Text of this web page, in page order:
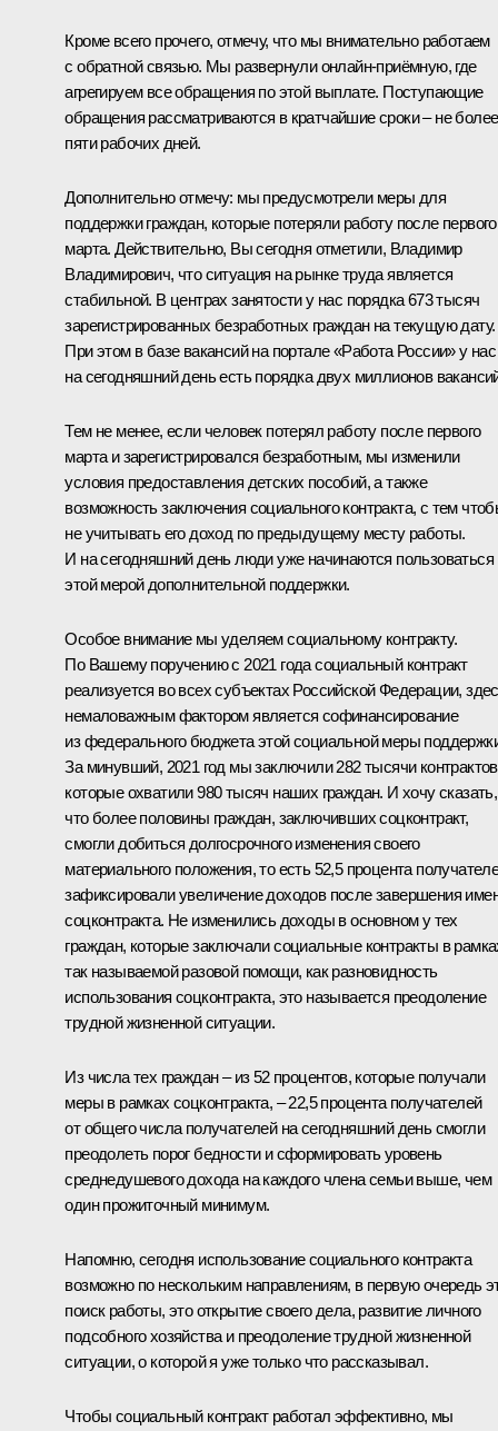
Кроме всего прочего, отмечу, что мы внимательно работаем
с обратной связью. Мы развернули онлайн-приёмную, где
агрегируем все обращения по этой выплате. Поступающие
обращения рассматриваются в кратчайшие сроки – не более
пяти рабочих дней.
Дополнительно отмечу: мы предусмотрели меры для
поддержки граждан, которые потеряли работу после первого
марта. Действительно, Вы сегодня отметили, Владимир
Владимирович, что ситуация на рынке труда является
стабильной. В центрах занятости у нас порядка 673 тысяч
зарегистрированных безработных граждан на текущую дату.
При этом в базе вакансий на портале «Работа России» у нас
на сегодняшний день есть порядка двух миллионов
Тем не менее, если человек потерял работу после первого
марта и зарегистрировался безработным, мы изменили
условия предоставления детских пособий, а также
возможность заключения социального контракта, с тем
не учитывать его доход по предыдущему месту работы.
И на сегодняшний день люди уже начинаются пользоваться
этой мерой дополнительной поддержки.
Особое внимание мы уделяем социальному контракту.
По Вашему поручению с 2021 года социальный контракт
реализуется во всех субъектах Российской Федерации,
немаловажным фактором является софинансирование
из федерального бюджета этой социальной меры
За минувший, 2021 год мы заключили 282 тысячи
которые охватили 980 тысяч наших граждан. И хочу сказать,
что более половины граждан, заключивших соцконтракт,
смогли добиться долгосрочного изменения своего
материального положения, то есть 52,5 процента
зафиксировали увеличение доходов после завершения
соцконтракта. Не изменились доходы в основном у тех
граждан, которые заключали социальные контракты в
так называемой разовой помощи, как разновидность
использования соцконтракта, это называется преодоление
трудной жизненной ситуации.
Из числа тех граждан – из 52 процентов, которые получали
меры в рамках соцконтракта, – 22,5 процента получателей
от общего числа получателей на сегодняшний день смогли
преодолеть порог бедности и сформировать уровень
среднедушевого дохода на каждого члена семьи выше, чем
один прожиточный минимум.
Напомню, сегодня использование социального контракта
возможно по нескольким направлениям, в первую очередь
поиск работы, это открытие своего дела, развитие личного
подсобного хозяйства и преодоление трудной жизненной
ситуации, о которой я уже только что рассказывал.
Чтобы социальный контракт работал эффективно, мы